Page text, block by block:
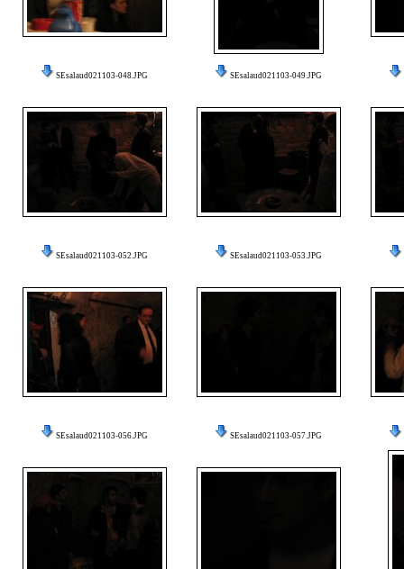
SEsalaud021103-048.JPG SEsalaud021103-049.JPG
SEsalaud021103-052.JPG SEsalaud021103-053.JPG
SEsalaud021103-056.JPG SEsalaud021103-057.JPG